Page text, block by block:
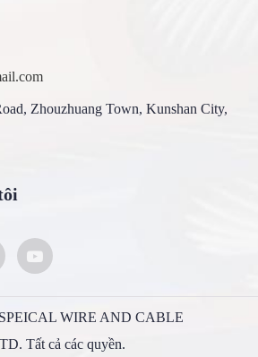
Zhouzhuang Town, Kunshan City,
WIRE AND CABLE
Tất cả các quyền.